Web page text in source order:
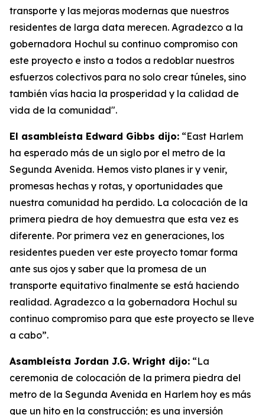
transporte y las mejoras modernas que nuestros
residentes de larga data merecen. Agradezco a la
gobernadora Hochul su continuo compromiso con
este proyecto e insto a todos a redoblar nuestros
esfuerzos colectivos para no solo crear túneles, sino
también vías hacia la prosperidad y la calidad de
vida de la comunidad".
El asambleísta Edward Gibbs dijo: “East Harlem
ha esperado más de un siglo por el metro de la
Segunda Avenida. Hemos visto planes ir y venir,
promesas hechas y rotas, y oportunidades que
nuestra comunidad ha perdido. La colocación de la
primera piedra de hoy demuestra que esta vez es
diferente. Por primera vez en generaciones, los
residentes pueden ver este proyecto tomar forma
ante sus ojos y saber que la promesa de un
transporte equitativo finalmente se está haciendo
realidad. Agradezco a la gobernadora Hochul su
continuo compromiso para que este proyecto se lleve
a cabo”.
Asambleísta Jordan J.G. Wright dijo: “La
ceremonia de colocación de la primera piedra del
metro de la Segunda Avenida en Harlem hoy es más
que un hito en la construcción; es una inversión